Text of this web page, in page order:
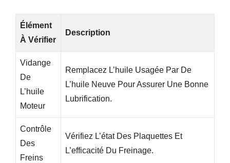
Élément
À Vérifier
Description
Vidange
De
L’huile
Moteur
Remplacez L’huile Usagée Par De
L’huile Neuve Pour Assurer Une Bonne
Lubrification.
Contrôle
Des
Freins
Vérifiez L’état Des Plaquettes Et
L’efficacité Du Freinage.